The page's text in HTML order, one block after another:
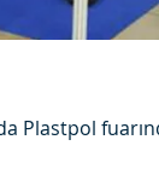
Plastpol